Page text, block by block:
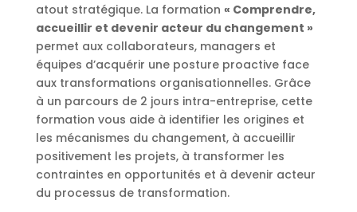
atout stratégique. La formation « Comprendre,
accueillir et devenir acteur du changement »
permet aux collaborateurs, managers et
équipes d’acquérir une posture proactive face
aux transformations organisationnelles. Grâce
à un parcours de 2 jours intra-entreprise, cette
formation vous aide à identifier les origines et
les mécanismes du changement, à accueillir
positivement les projets, à transformer les
contraintes en opportunités et à devenir acteur
du processus de transformation.